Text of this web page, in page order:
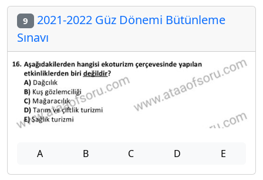
9 2021-2022 Güz Dönemi Bütünleme
Sınavı
A B C D E